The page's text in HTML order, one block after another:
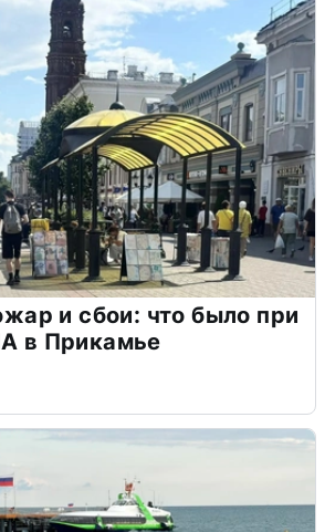
и сбои: что было при
в Прикамье